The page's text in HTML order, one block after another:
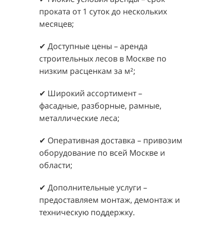
проката от 1 суток до нескольких
месяцев;
✔ Доступные цены – аренда
строительных лесов в Москве по
низким расценкам за м²;
✔ Широкий ассортимент –
фасадные, разборные, рамные,
металлические леса;
✔ Оперативная доставка – привозим
оборудование по всей Москве и
области;
✔ Дополнительные услуги –
предоставляем монтаж, демонтаж и
техническую поддержку.